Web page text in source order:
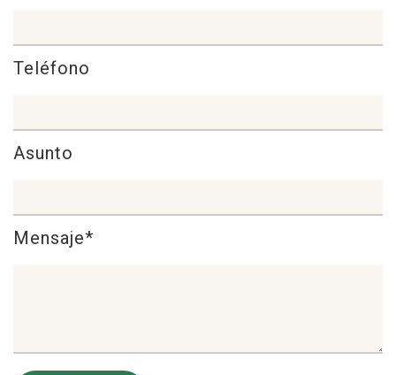
Teléfono
Asunto
Mensaje*